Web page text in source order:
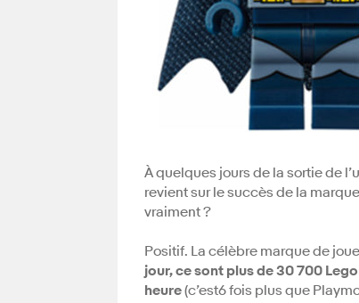
À quelques jours de la sortie de
revient sur le succès de la
vraiment ?
Positif. La célèbre marque de
jour, ce sont plus de 30 700
heure(c’est6 fois plus que